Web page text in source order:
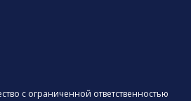
с ограниченной ответственностью